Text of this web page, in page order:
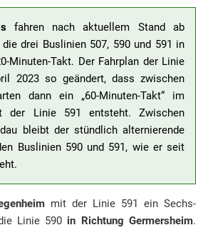
fahren nach aktuellem Stand ab
die drei Buslinien 507, 590 und 591 in
Minuten-Takt. Der Fahrplan der Linie
2023 so geändert, dass zwischen
dann ein „60-Minuten-Takt“ im
der Linie 591 entsteht. Zwischen
bleibt der stündlich alternierende
Buslinien 590 und 591, wie er seit
mit der Linie 591 ein Sechs-
Linie 590 in Richtung Germersheim.